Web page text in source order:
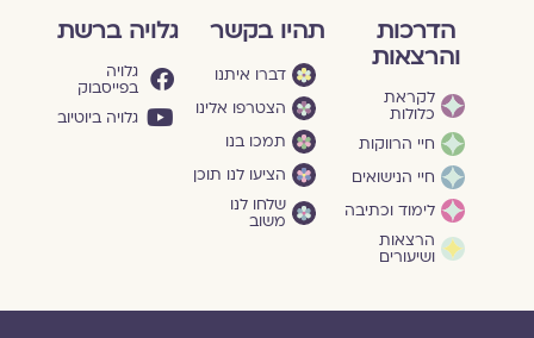
הדרכות
והרצאות
לקראת
כלולות
חיי הרווקות
חיי הנישואים
לימוד וכתיבה
הרצאות
ושיעורים
תהיו בקשר
דברו איתנו
הצטרפו אלינו
תמכו בנו
הציעו לנו תוכן
שלחו לנו
משוב
גלויה ברשת
גלויה
בפייסבוק
גלויה ביוטיוב